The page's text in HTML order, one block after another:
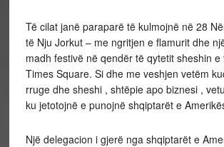
Të cilat janë paraparë të kulmojnë në 28
të Nju Jorkut – me ngritjen e flamurit dhe
madh festivë në qendër të qytetit sheshin e
Times Square. Si dhe me veshjen vetëm
rruge dhe sheshi , shtëpie apo biznesi ,
ku jetotojnë e punojnë shqiptarët e
Një delegacion i gjerë nga shqiptarët e